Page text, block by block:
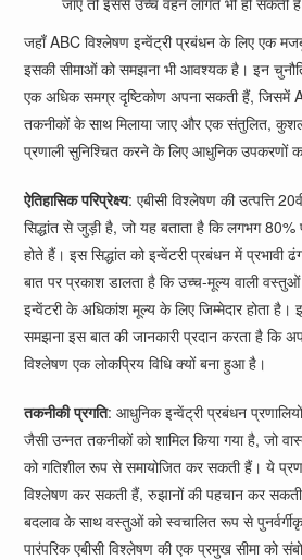
जहाँ ABC विश्लेषण इन्वेंट्री प्रबंधन के लिए एक
इसकी सीमाओं को समझना भी आवश्यक है। इन
एक अधिक समग्र दृष्टिकोण अपना सकती हैं, जिसमें
तकनीकों के साथ मिलाया जाए और एक संतुलित,
प्रणाली सुनिश्चित करने के लिए आधुनिक उपकरणों
ऐतिहासिक परिप्रेक्ष्य: एबीसी विश्लेषण की उत्पत्ति
सिद्धांत से जुड़ी है, जो यह बताता है कि लगभग 80%
होते हैं। इस सिद्धांत को इन्वेंटरी प्रबंधन में प्रभावी
बात पर प्रकाश डालता है कि उच्च-मूल्य वाली
इन्वेंटरी के अधिकांश मूल्य के लिए जिम्मेदार होता है।
समझना इस बात की जानकारी प्रदान करता है कि
विश्लेषण एक लोकप्रिय विधि क्यों बना हुआ है।
तकनीकी प्रगति: आधुनिक इन्वेंट्री प्रबंधन
जैसी उन्नत तकनीकों को शामिल किया गया है, जो
को गतिशील रूप से समायोजित कर सकती हैं। ये
विश्लेषण कर सकती हैं, रुझानों की पहचान कर सकती
बदलाव के साथ वस्तुओं को स्वचालित रूप से
पारंपरिक एबीसी विश्लेषण की एक प्रमुख सीमा को